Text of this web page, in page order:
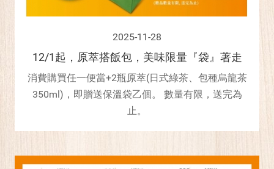
2025-11-28
12/1起，原萃搭飯包，美味限量『袋』著走
消費購買任一便當+2瓶原萃(日式綠茶、包種烏龍茶
350ml)，即贈送保溫袋乙個。 數量有限，送完為
止。